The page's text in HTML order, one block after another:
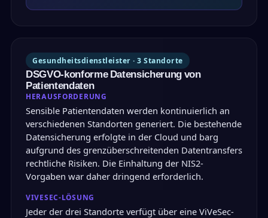
Gesundheitsdienstleister · 3 Standorte
DSGVO-konforme Datensicherung von
Patientendaten
HERAUSFORDERUNG
Sensible Patientendaten werden kontinuierlich an
verschiedenen Standorten generiert. Die bestehende
Datensicherung erfolgte in der Cloud und barg
aufgrund des grenzüberschreitenden Datentransfers
rechtliche Risiken. Die Einhaltung der NIS2-
Vorgaben war daher dringend erforderlich.
VIVESEC-LÖSUNG
Jeder der drei Standorte verfügt über eine ViVeSec-